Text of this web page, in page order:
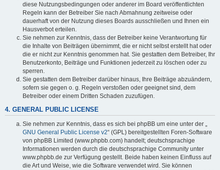
diese Nutzungsbedingungen oder anderer im Board veröffentlichten
Regeln kann der Betreiber Sie nach Abmahnung zeitweise oder
dauerhaft von der Nutzung dieses Boards ausschließen und Ihnen ein
Hausverbot erteilen.
Sie nehmen zur Kenntnis, dass der Betreiber keine Verantwortung für
die Inhalte von Beiträgen übernimmt, die er nicht selbst erstellt hat oder
die er nicht zur Kenntnis genommen hat. Sie gestatten dem Betreiber, Ihr
Benutzerkonto, Beiträge und Funktionen jederzeit zu löschen oder zu
sperren.
Sie gestatten dem Betreiber darüber hinaus, Ihre Beiträge abzuändern,
sofern sie gegen o. g. Regeln verstoßen oder geeignet sind, dem
Betreiber oder einem Dritten Schaden zuzufügen.
4. GENERAL PUBLIC LICENSE
Sie nehmen zur Kenntnis, dass es sich bei phpBB um eine unter der „
GNU General Public License v2“ (GPL) bereitgestellten Foren-Software
von phpBB Limited (www.phpbb.com) handelt; deutschsprachige
Informationen werden durch die deutschsprachige Community unter
www.phpbb.de zur Verfügung gestellt. Beide haben keinen Einfluss auf
die Art und Weise, wie die Software verwendet wird. Sie können